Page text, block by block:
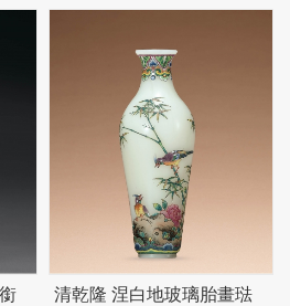
清乾隆 涅白地玻璃胎畫琺